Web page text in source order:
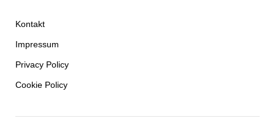
Kontakt
Impressum
Privacy Policy
Cookie Policy